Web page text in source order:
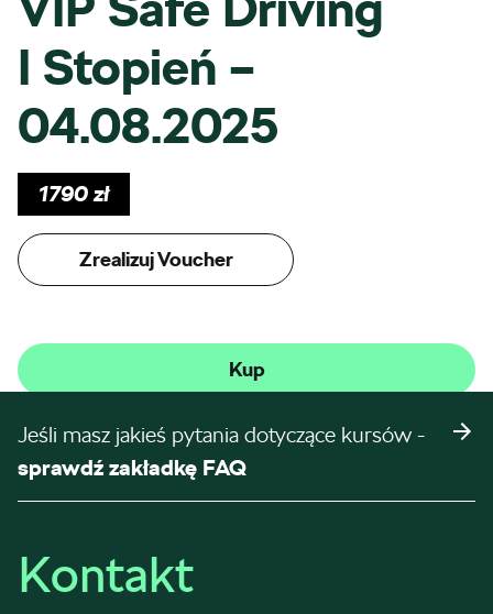
I Stopień –
04.08.2025
1790zł
Zrealizuj Voucher
Kup
Jeśli masz jakieś pytania dotyczące kursów -
sprawdź zakładkę FAQ
Kontakt